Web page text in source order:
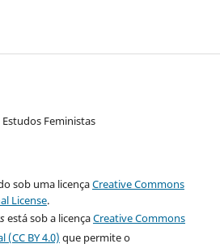
Feministas
sob uma licençaCreative Commons
License.
está sob a licençaCreative Commons
BY 4.0) que permite o